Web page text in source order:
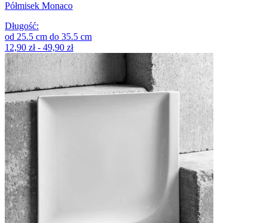
Półmisek Monaco
Długość:
od 25.5 cm do 35.5 cm
12,90 zł - 49,90 zł